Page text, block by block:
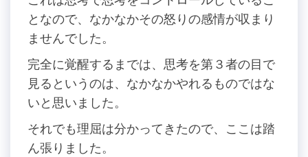
となので、なかなかその怒りの感情が収まり
ませんでした。
完全に覚醒するまでは、思考を第３者の目で
見るというのは、なかなかやれるものではな
いと思いました。
それでも理屈は分かってきたので、ここは踏
ん張りました。